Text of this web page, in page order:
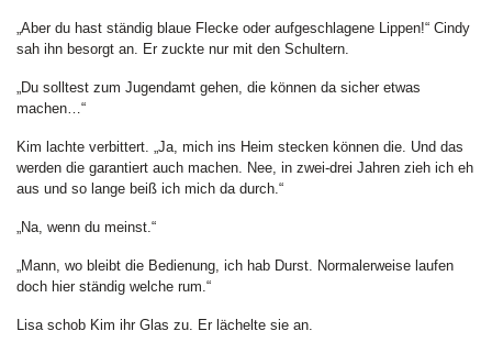
„Aber du hast ständig blaue Flecke oder aufgeschlagene Lippen!“ Cindy
sah ihn besorgt an. Er zuckte nur mit den Schultern.
„Du solltest zum Jugendamt gehen, die können da sicher etwas
machen…“
Kim lachte verbittert. „Ja, mich ins Heim stecken können die. Und das
werden die garantiert auch machen. Nee, in zwei-drei Jahren zieh ich eh
aus und so lange beiß ich mich da durch.“
„Na, wenn du meinst.“
„Mann, wo bleibt die Bedienung, ich hab Durst. Normalerweise laufen
doch hier ständig welche rum.“
Lisa schob Kim ihr Glas zu. Er lächelte sie an.